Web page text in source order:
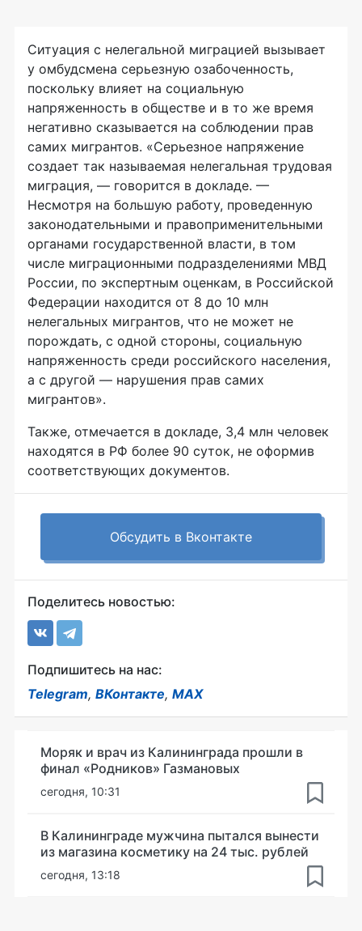
Ситуация с нелегальной миграцией вызывает
у омбудсмена серьезную озабоченность,
поскольку влияет на социальную
напряженность в обществе и в то же время
негативно сказывается на соблюдении прав
самих мигрантов. «Серьезное напряжение
создает так называемая нелегальная трудовая
миграция, — говорится в докладе. —
Несмотря на большую работу, проведенную
законодательными и правоприменительными
органами государственной власти, в том
числе миграционными подразделениями МВД
России, по экспертным оценкам, в Российской
Федерации находится от 8 до 10 млн
нелегальных мигрантов, что не может не
порождать, с одной стороны, социальную
напряженность среди российского населения,
а с другой — нарушения прав самих
мигрантов».
Также, отмечается в докладе, 3,4 млн человек
находятся в РФ более 90 суток, не оформив
соответствующих документов.
Обсудить в Вконтакте
Поделитесь новостью:
Подпишитесь на нас:
Telegram, ВКонтакте, MAX
Моряк и врач из Калининграда прошли в
финал «Родников» Газмановых
сегодня, 10:31
В Калининграде мужчина пытался вынести
из магазина косметику на 24 тыс. рублей
сегодня, 13:18